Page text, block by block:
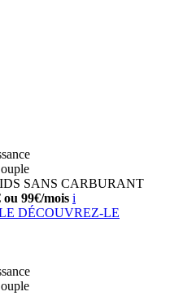
SANS CARBURANT
99€/mois i
DÉCOUVREZ-LE